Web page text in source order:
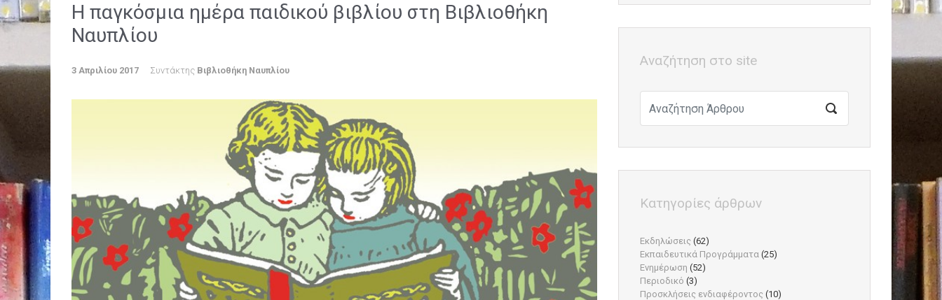
Η παγκόσμια ημέρα παιδικού βιβλίου στη Βιβλιοθήκη
Ναυπλίου
3 Απριλίου 2017 Συντάκτης Βιβλιοθήκη Ναυπλίου
Αναζήτηση στο site
Κατηγορίες άρθρων
Εκδηλώσεις (62)
Εκπαιδευτικά Προγράμματα (25)
Ενημέρωση (52)
Περιοδικό (3)
Προσκλήσεις ενδιαφέροντος (10)